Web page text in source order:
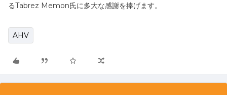
るTabrez Memon氏に多大な感謝を捧げます。
AHV